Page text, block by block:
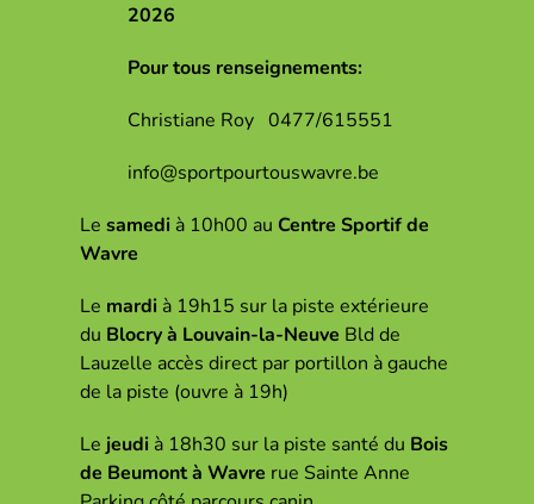
2026
Pour tous renseignements:
Christiane Roy 0477/615551
info@sportpourtouswavre.be
Lesamedi à 10h00 au Centre Sportif de
Wavre
Le mardi à 19h15 sur la piste extérieure
du Blocry à Louvain-la-Neuve Bld de
Lauzelle accès direct par portillon à gauche
de la piste (ouvre à 19h)
Le jeudi à 18h30 sur la piste santé du Bois
de Beumont à Wavre rue Sainte Anne